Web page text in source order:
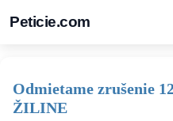
Peticie.com
Odmietame zrušenie
ŽILINE